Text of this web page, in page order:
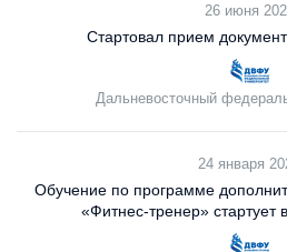
26 июня
Стартовал прием
Дальневосточный
24 января
Обучение по программе
«Фитнес-тренер»